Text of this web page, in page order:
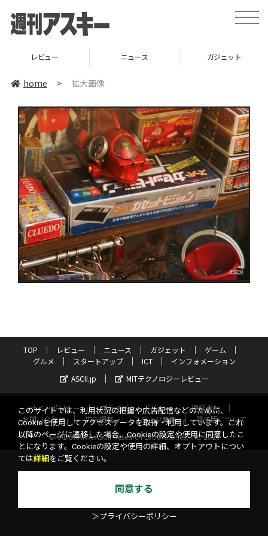
toggle
レビュー ニュース ガジェット
home > 拡大画像
TOP レビュー ニュース ガジェット
ゲーム
グルメ
スタートアップ ICT
インフォメーション
ASCII.jp
MITテクノロジーレビュー
サイトポリシー プライバシーポリシー
運営会社
お問い合わせ
広告掲載 スタッフ募集
電子版について
©KADOKAWA ASCII Research Laboratories, Inc. 2026
このサイトでは、利用状況の把握や広告配信などのために、
Cookieを使用してアクセスデータを取得・利用しています。これ
以降のページに遷移した場合、Cookieの設定や使用に同意したこ
とになります。Cookieの設定や使用の詳細、オプトアウトについ
ては詳細 をご覧ください。
同意する
＞プライバシーポリシー